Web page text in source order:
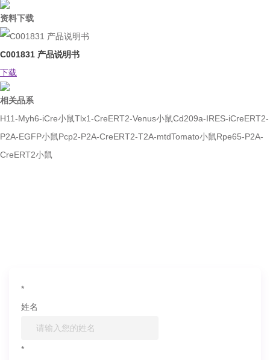
资料下载
C001831 产品说明书
下载
相关品系
H11-Myh6-iCre小鼠Tlx1-CreERT2-Venus小鼠Cd209a-IRES-iCreERT2-
P2A-EGFP小鼠Pcp2-P2A-CreERT2-T2A-mtdTomato小鼠Rpe65-P2A-
CreERT2小鼠
*
姓名
*